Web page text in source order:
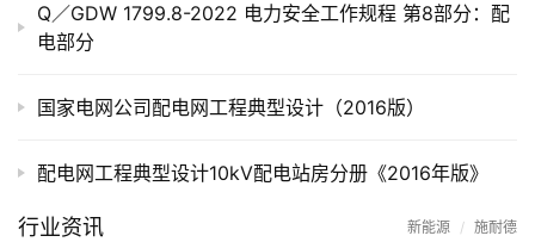
力
航
Q／GDW 1799.8-2022 电力安全工作规程 第8部分：配
电部分
国家电网公司配电网工程典型设计（2016版）
配电网工程典型设计10kV配电站房分册《2016年版》
行业资讯 新能源 / 施耐德